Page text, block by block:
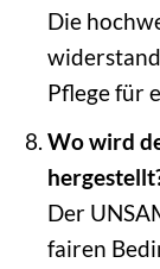
Die
Pflege für
Wo wird
Der
fairen